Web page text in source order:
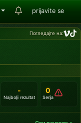
prijavite se
Погледајте на:
-
Najbolji rezultat
0
Serija